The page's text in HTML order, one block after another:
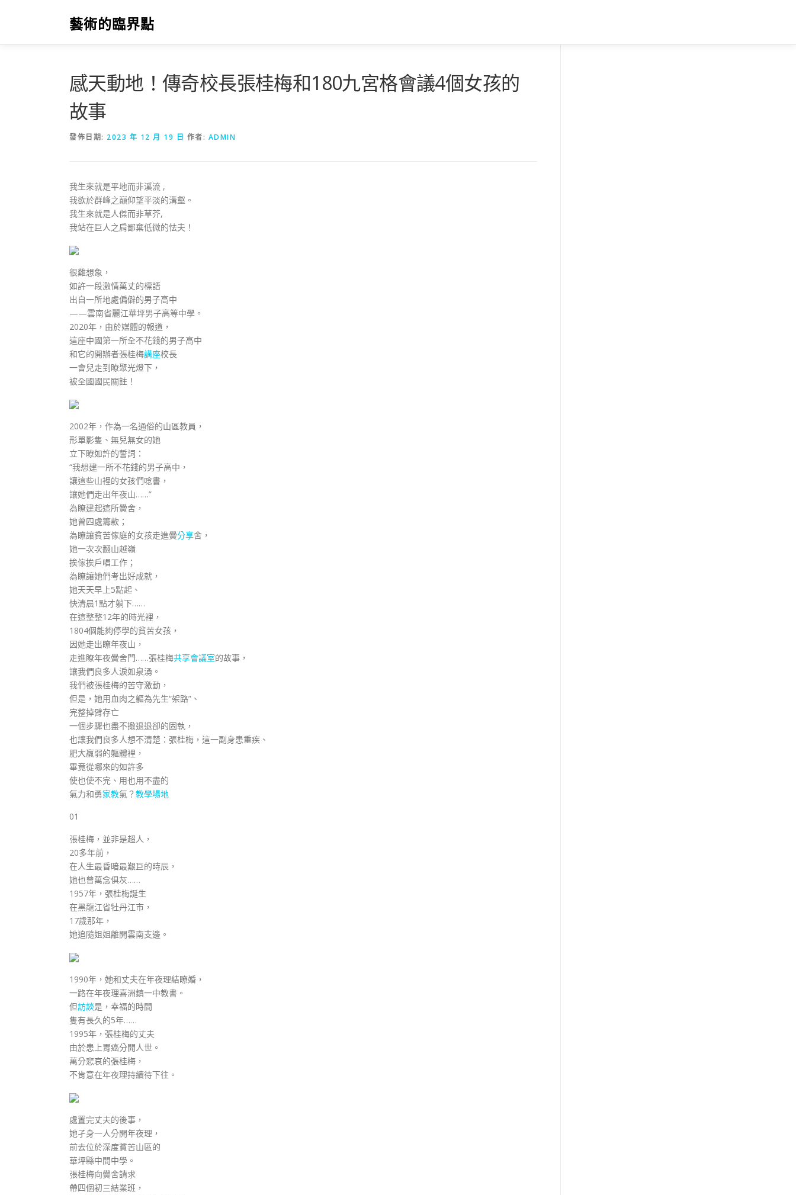
要
藝術的臨界點
感天動地！傳奇校長張桂梅和180九宮格會議4個女孩的
故事
發佈日期: 2023 年 12 月 19 日 作者: ADMIN
我生來就是平地而非溪流 ,
我欲於群峰之巔仰望平淡的溝壑。
我生來就是人傑而非草芥,
我站在巨人之肩鄙棄低微的怯夫！
很難想象，
如許一段激情萬丈的標語
出自一所地處偏僻的男子高中
——雲南省麗江華坪男子高等中學。
2020年，由於媒體的報道，
這座中國第一所全不花錢的男子高中
和它的開辦者張桂梅講座校長
一會兒走到瞭聚光燈下，
被全國國民關註！
2002年，作為一名通俗的山區教員，
形單影隻、無兒無女的她
立下瞭如許的誓詞：
“我想建一所不花錢的男子高中，
讓這些山裡的女孩們唸書，
讓她們走出年夜山……”
為瞭建起這所黌舍，
她曾四處籌款；
為瞭讓貧苦傢庭的女孩走進黌分享舍，
她一次次翻山越嶺
挨傢挨戶唱工作；
為瞭讓她們考出好成就，
她天天早上5點起、
快清晨1點才躺下……
在這整整12年的時光裡，
1804個能夠停學的貧苦女孩，
因她走出瞭年夜山，
走進瞭年夜黌舍門……張桂梅共享會議室的故事，
讓我們良多人淚如泉湧。
我們被張桂梅的苦守激動，
但是，她用血肉之軀為先生“架路”、
完整掉臂存亡
一個步驟也盡不撤退退卻的固執，
也讓我們良多人想不清楚：張桂梅，這一副身患重疾、
肥大羸弱的軀體裡，
畢竟從哪來的如許多
使也使不完、用也用不盡的
氣力和勇家教氣？教學場地
01
張桂梅，並非是超人，
20多年前，
在人生最昏暗最艱巨的時辰，
她也曾萬念俱灰……
1957年，張桂梅誕生
在黑龍江省牡丹江市，
17歲那年，
她追隨姐姐離開雲南支邊。
1990年，她和丈夫在年夜理結瞭婚，
一路在年夜理喜洲鎮一中教書。
但訪談是，幸福的時間
隻有長久的5年……
1995年，張桂梅的丈夫
由於患上胃癌分開人世。
萬分悲哀的張桂梅，
不肯意在年夜理持續待下往。
處置完丈夫的後事，
她孑身一人分開年夜理，
前去位於深度貧苦山區的
華坪縣中間中學。
張桂梅向黌舍請求
帶四個初三結業班，